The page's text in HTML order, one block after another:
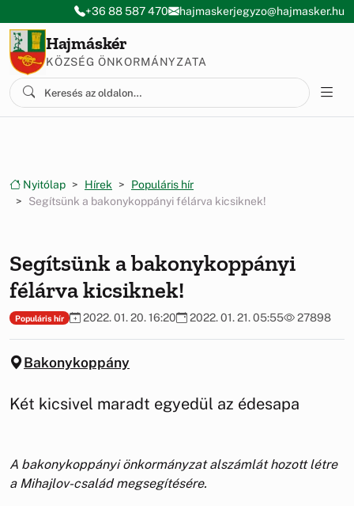
Ugrás a menüre
Ugrás a tartalomra
+36 88 587 470 hajmaskerjegyzo@hajmasker.hu
Hajmáskér
KÖZSÉG ÖNKORMÁNYZATA
Nyitólap Hírek
Populáris hír
Segítsünk a bakonykoppányi félárva kicsiknek!
Segítsünk a bakonykoppányi
félárva kicsiknek!
Populáris hír 2022. 01. 20. 16:20 2022. 01. 21. 05:55 27898
Bakonykoppány
Két kicsivel maradt egyedül az édesapa
A bakonykoppányi önkormányzat alszámlát hozott létre
a Mihajlov-család megsegítésére.